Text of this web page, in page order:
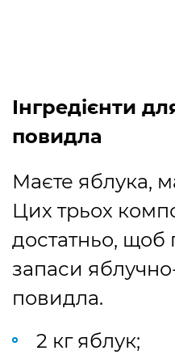
Інгредієнти
повидла
Маєте яблука,
Цих трьох
достатньо, щоб
запаси
повидла.
2 кг яблук;